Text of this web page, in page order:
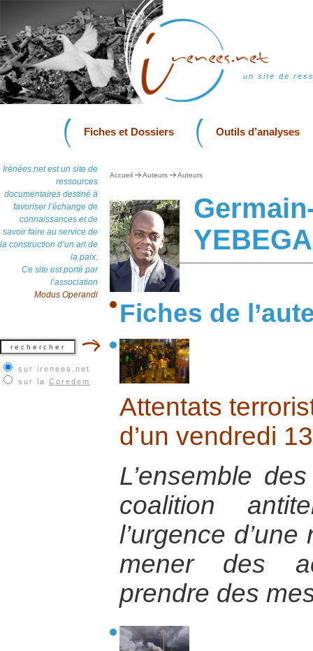
un site de
Fiches et Dossiers Outils d’analyses
Irénées.net est un site de
ressources
documentaires destiné à
favoriser l’échange de
connaissances et de
savoir faire au service de
la construction d’un art de
la paix.
Ce site est porté par
l’association
Modus Operandi
sur irenees.net
sur la Coredem
Accueil Auteurs Auteurs
YEBEGA
Fiches de
Attentats
d’un vendredi 13
L’ensemble
coalition
l’urgence
mener des
prendre des